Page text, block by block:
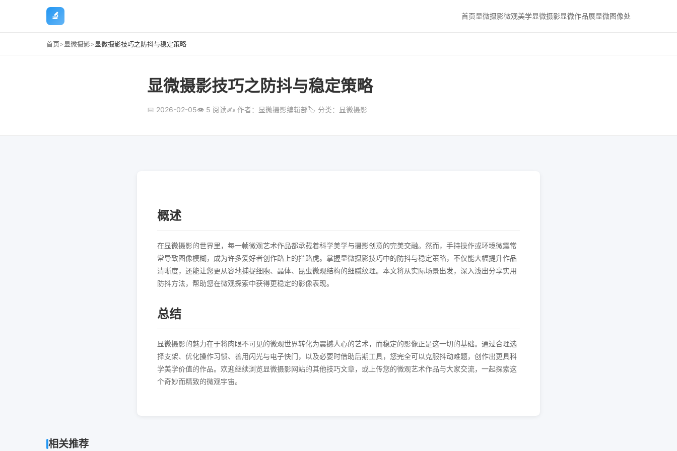
🔬 首页显微摄影微观美学显微摄影显微作品展显微图像处
首页>显微摄影>显微摄影技巧之防抖与稳定策略
显微摄影技巧之防抖与稳定策略
📅 2026-02-05👁 5 阅读✍️ 作者：显微摄影编辑部🏷️ 分类：显微摄影
概述
在显微摄影的世界里，每一帧微观艺术作品都承载着科学美学与摄影创意的完美交融。然而，手持操作或环境微震常
常导致图像模糊，成为许多爱好者创作路上的拦路虎。掌握显微摄影技巧中的防抖与稳定策略，不仅能大幅提升作品
清晰度，还能让您更从容地捕捉细胞、晶体、昆虫微观结构的细腻纹理。本文将从实际场景出发，深入浅出分享实用
防抖方法，帮助您在微观探索中获得更稳定的影像表现。
总结
显微摄影的魅力在于将肉眼不可见的微观世界转化为震撼人心的艺术，而稳定的影像正是这一切的基础。通过合理选
择支架、优化操作习惯、善用闪光与电子快门，以及必要时借助后期工具，您完全可以克服抖动难题，创作出更具科
学美学价值的作品。欢迎继续浏览显微摄影网站的其他技巧文章，或上传您的微观艺术作品与大家交流，一起探索这
个奇妙而精致的微观宇宙。
相关推荐